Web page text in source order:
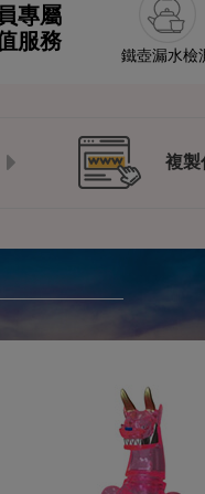
專屬
服務
鐵壺漏水檢
複製